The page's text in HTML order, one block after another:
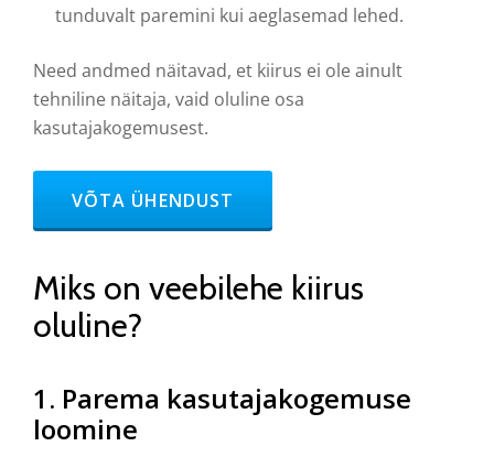
tunduvalt paremini kui aeglasemad lehed.
Need andmed näitavad, et kiirus ei ole ainult
tehniline näitaja, vaid oluline osa
kasutajakogemusest.
HEADER BUTTON LABEL:VÕTA ÜHENDUST
VÕTA ÜHENDUST
Miks on veebilehe kiirus
oluline?
1. Parema kasutajakogemuse
loomine